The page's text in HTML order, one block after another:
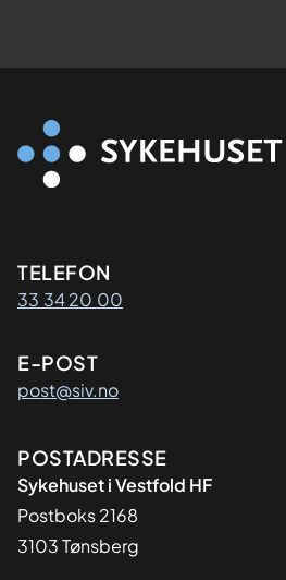
Kontaktinformasjon
TELEFON
33 34 20 00
E-POST
post@siv.no
Adresse
POSTADRESSE
Sykehuset i Vestfold HF
Postboks 2168
3103 Tønsberg